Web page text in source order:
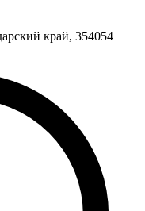
край, 354054